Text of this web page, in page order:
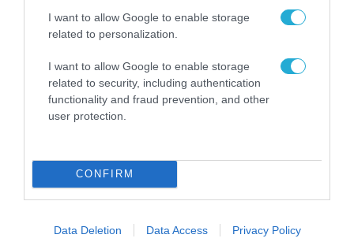
I want to allow Google to enable storage
related to personalization.
I want to allow Google to enable storage
related to security, including authentication
functionality and fraud prevention, and other
user protection.
CONFIRM
Data Deletion Data Access Privacy Policy
Το χρηματοδοτούμενο
από την ΕΕ έργο “The
Gaming Police”
των παιδιών στο
31.07.2026